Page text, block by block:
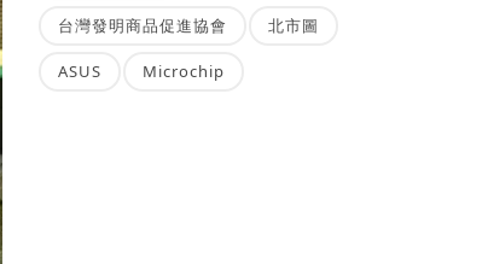
台灣發明商品促進協會 北市圖
ASUS Microchip